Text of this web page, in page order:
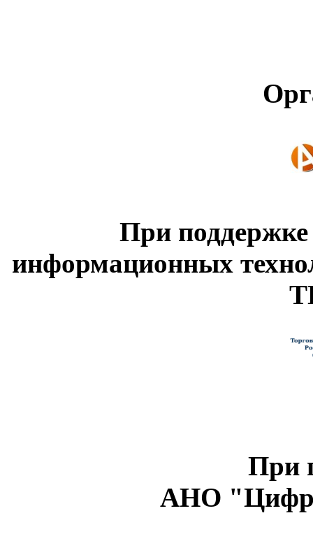
При
информационных
При
АНО